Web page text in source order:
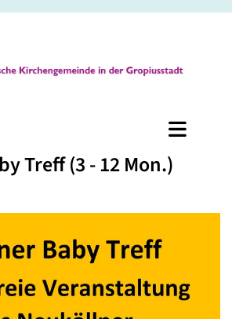
Treff (3 - 12 Mon.)